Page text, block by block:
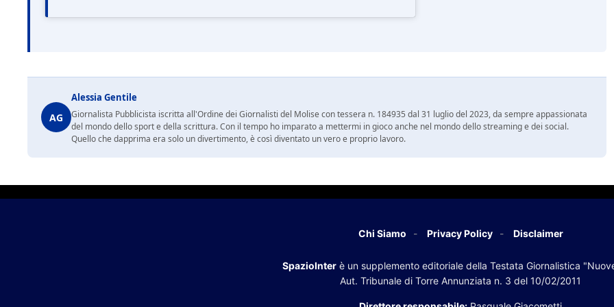
AG
Alessia Gentile
Giornalista Pubblicista iscritta all'Ordine dei Giornalisti del Molise con tessera n. 184935 dal 31 luglio del 2023, da sempre appassionata
del mondo dello sport e della scrittura. Con il tempo ho imparato a mettermi in gioco anche nel mondo dello streaming e dei social.
Quello che dapprima era solo un divertimento, è così diventato un vero e proprio lavoro.
Chi Siamo Privacy Policy Disclaimer
SpazioInterè un supplemento editoriale della Testata Giornalistica
Aut. Tribunale di Torre Annunziata n. 3 del 10/02/2011